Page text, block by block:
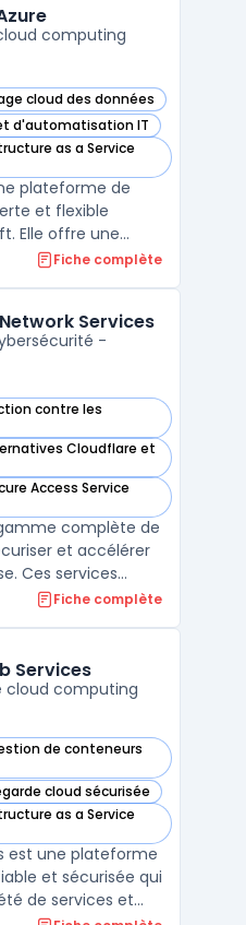
Avec Red Hat
computing
cloud des données
cette catégorie
d'automatisation IT
cette catégorie
as a Service
cette catégorie
plateforme de
et flexible
Elle offre une
de réduire
infrastructure
...
Fiche complète
Services
-
contre les
Services dans cette catégorie
Cloudflare et
Services dans cette catégorie
Access Service
Services dans cette catégorie
complète de
et accélérer
Ces services
et
Cloudflare
...
Fiche complète
Services
cloud computing
de conteneurs
dans cette catégorie
cloud sécurisée
dans cette catégorie
as a Service
dans cette catégorie
est une plateforme
et sécurisée qui
de services et